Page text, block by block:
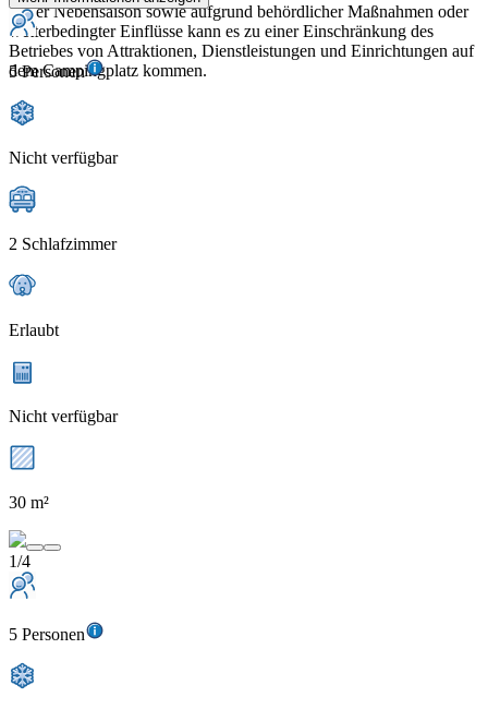
In der Nebensaison sowie aufgrund behördlicher Maßnahmen oder
wetterbedingter Einflüsse kann es zu einer Einschränkung des
Betriebes von Attraktionen, Dienstleistungen und Einrichtungen auf
dem Campingplatz kommen.
5 Personen
Nicht verfügbar
2 Schlafzimmer
Erlaubt
Nicht verfügbar
30 m²
1/4
5 Personen